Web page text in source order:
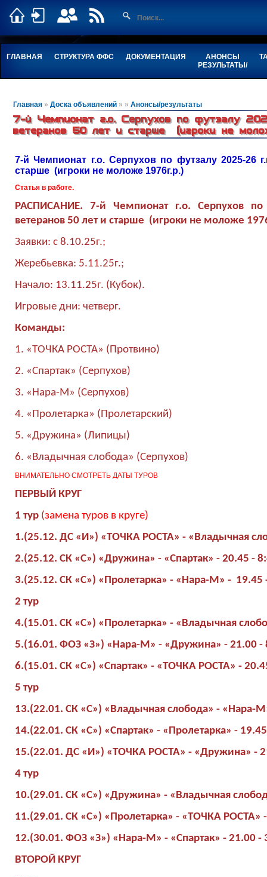
ГЛАВНАЯ СТРУКТУРА ФФС ДОКУМЕНТАЦИЯ
АНОНСЫ
РЕЗУЛЬТАТЫ/
Главная » Доска объявлений » » Анонсы/результаты
7-й Чемпионат г.о. Серпухов по футзалу
ветеранов 50 лет и старше (игроки не
7-й Чемпионат г.о. Серпухов по футзалу 2025-26
старше (игроки не моложе 1976г.р.)
Статья в работе.
РАСПИСАНИЕ. 7-й Чемпионат г.о. Серпухов по
ветеранов 50 лет и старше (игроки не моложе
Заявки: с 8.10.25г.;
Жеребьевка: 5.11.25г.;
Начало: 13.11.25г. (Кубок).
Игровые дни: четверг.
Команды:
1. «ТОЧКА РОСТА» (Протвино)
2. «Спартак» (Серпухов)
3. «Нара-М» (Серпухов)
4. «Пролетарка» (Пролетарский)
5. «Дружина» (Липицы)
6. «Владычная слобода» (Серпухов)
ВНИМАТЕЛЬНО СМОТРЕТЬ ДАТЫ ТУРОВ
ПЕРВЫЙ КРУГ
1 тур (замена туров в круге)
1.(25.12. ДС «И») «ТОЧКА РОСТА» - «Владычная
2.(25.12. СК «С») «Дружина» - «Спартак» - 20.45 -
3.(25.12. СК «С») «Пролетарка» - «Нара-М» - 19.45
2 тур
4.(15.01. СК «С») «Пролетарка» - «Владычная
5.(16.01. ФОЗ «З») «Нара-М» - «Дружина» - 21.00 -
6.(15.01. СК «С») «Спартак» - «ТОЧКА РОСТА» -
5 тур
13.(22.01. СК «С») «Владычная слобода» - «Нара-
14.(22.01. СК «С») «Спартак» - «Пролетарка» -
15.(22.01. ДС «И») «ТОЧКА РОСТА» - «Дружина» -
4 тур
10.(29.01. СК «С») «Дружина» - «Владычная
11.(29.01. СК «С») «Пролетарка» - «ТОЧКА РОСТА»
12.(30.01. ФОЗ «З») «Нара-М» - «Спартак» - 21.00 -
ВТОРОЙ КРУГ